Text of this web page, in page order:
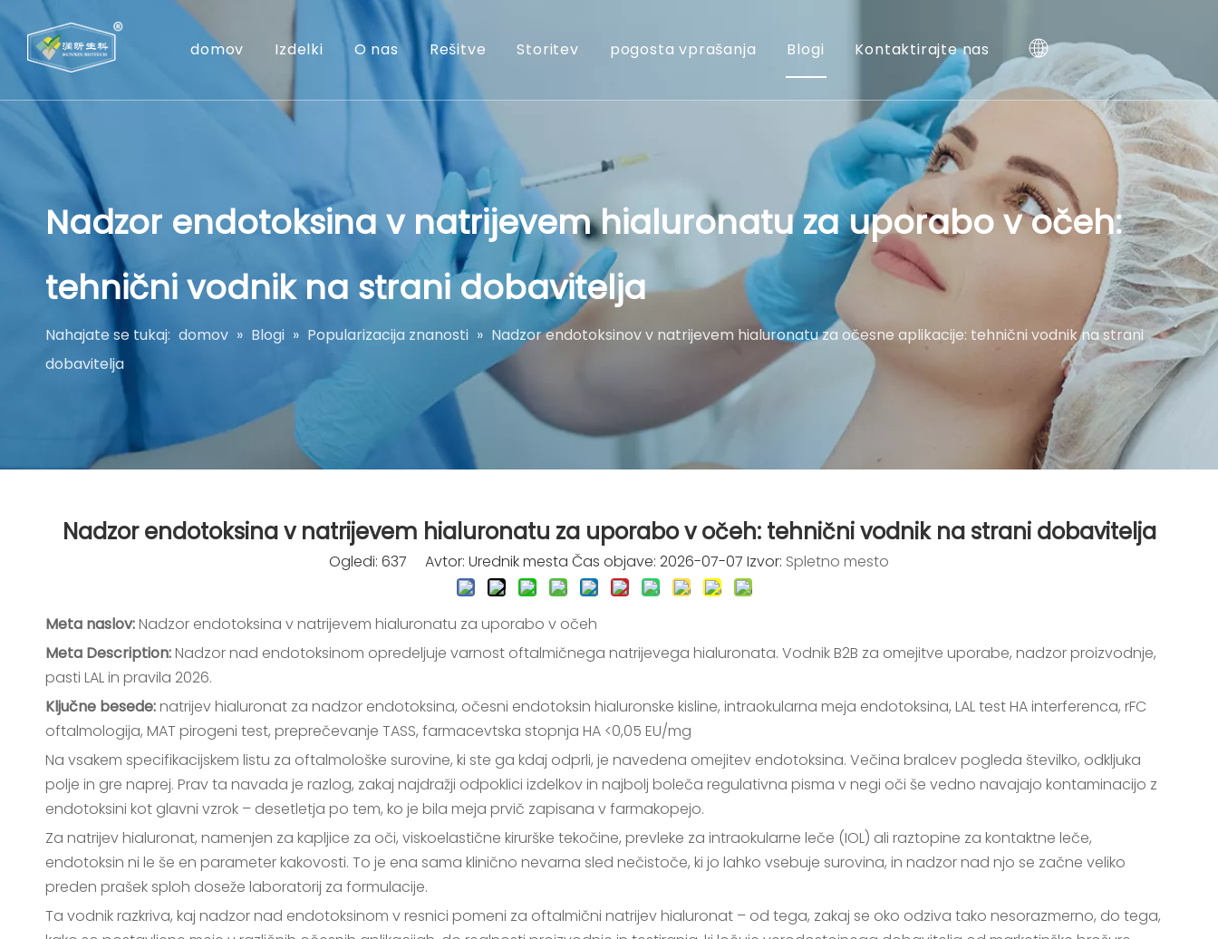
domov Izdelki O nas Rešitve Storitev pogosta vprašanja Blogi Kontaktirajte nas
Nadzor endotoksina v natrijevem hialuronatu za uporabo v očeh:
tehnični vodnik na strani dobavitelja
Nahajate se tukaj: domov » Blogi » Popularizacija znanosti » Nadzor endotoksinov v natrijevem hialuronatu za očesne aplikacije: tehnični vodnik na strani
dobavitelja
Nadzor endotoksina v natrijevem hialuronatu za uporabo v očeh: tehnični vodnik na strani dobavitelja
Ogledi: 637 Avtor: Urednik mesta Čas objave: 2026-07-07 Izvor: Spletno mesto
Meta naslov:Nadzor endotoksina v natrijevem hialuronatu za uporabo v očeh
Meta Description:Nadzor nad endotoksinom opredeljuje varnost oftalmičnega natrijevega hialuronata. Vodnik B2B za omejitve uporabe, nadzor proizvodnje,
pasti LAL in pravila 2026.
Ključne besede:natrijev hialuronat za nadzor endotoksina, očesni endotoksin hialuronske kisline, intraokularna meja endotoksina, LAL test HA interferenca, rFC
oftalmologija, MAT pirogeni test, preprečevanje TASS, farmacevtska stopnja HA <0,05 EU/mg
Na vsakem specifikacijskem listu za oftalmološke surovine, ki ste ga kdaj odprli, je navedena omejitev endotoksina. Večina bralcev pogleda številko, odkljuka
polje in gre naprej. Prav ta navada je razlog, zakaj najdražji odpoklici izdelkov in najbolj boleča regulativna pisma v negi oči še vedno navajajo kontaminacijo z
endotoksini kot glavni vzrok – desetletja po tem, ko je bila meja prvič zapisana v farmakopejo.
Za natrijev hialuronat, namenjen za kapljice za oči, viskoelastične kirurške tekočine, prevleke za intraokularne leče (IOL) ali raztopine za kontaktne leče,
endotoksin ni le še en parameter kakovosti. To je ena sama klinično nevarna sled nečistoče, ki jo lahko vsebuje surovina, in nadzor nad njo se začne veliko
preden prašek sploh doseže laboratorij za formulacije.
Ta vodnik razkriva, kaj nadzor nad endotoksinom v resnici pomeni za oftalmični natrijev hialuronat – od tega, zakaj se oko odziva tako nesorazmerno, do tega,